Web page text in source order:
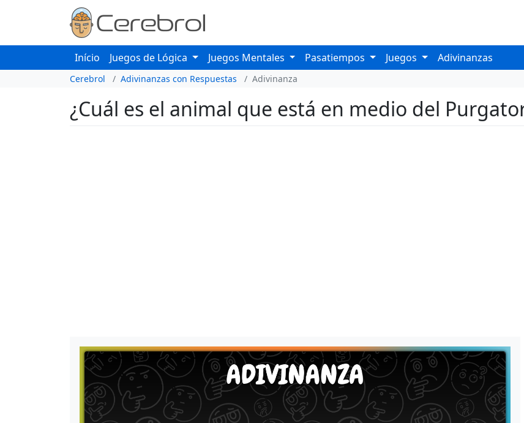
Início Juegos de Lógica Juegos Mentales Pasatiempos Juegos Adivinanzas
Cerebrol Adivinanzas con Respuestas Adivinanza
¿Cuál es el animal que está en medio del